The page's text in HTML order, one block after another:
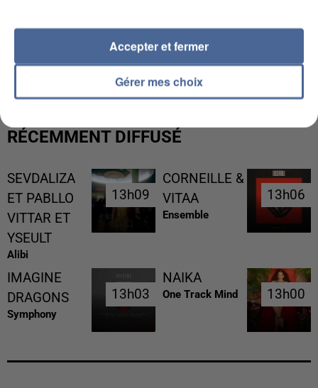
UNE TOURISTE DE L’OISE EMPORTÉE PAR UNE
COULÉE DE BOUE EN HAUTE-SAVOIE
RÉCEMMENT DIFFUSÉ
SEVDALIZA
ET PABLLO
VITTAR ET
YSEULT
Alibi
13h09
13h09
CORNEILLE &
VITAA
Ensemble
13h06
13h06
IMAGINE
DRAGONS
Symphony
13h03
13h03
NAIKA
One Track Mind 13h00
13h00
Gérer mes choix
Accepter et fermer